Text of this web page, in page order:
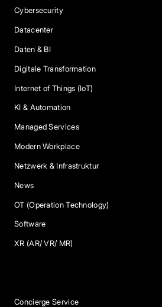
Cybersecurity
Datacenter
Daten & BI
Digitale Transformation
Internet of Things (IoT)
KI & Automation
Managed Services
Modern Workplace
Netzwerk & Infrastruktur
News
OT (Operation Technology)
Software
XR (AR/ VR/ MR)
Concierge Service